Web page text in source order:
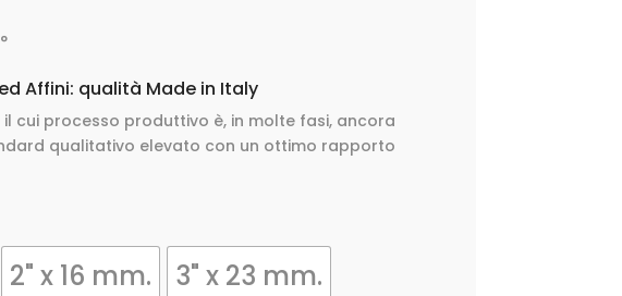
Affini: qualità Made in Italy
cui processo produttivo è, in molte fasi, ancora
qualitativo elevato con un ottimo rapporto
2" x 16 mm. 3" x 23 mm.